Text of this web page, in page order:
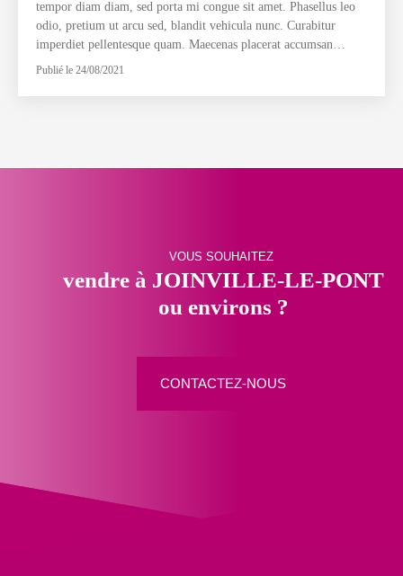
tempor diam diam, sed porta mi congue sit amet. Phasellus leo
odio, pretium ut arcu sed, blandit vehicula nunc. Curabitur
imperdiet pellentesque quam. Maecenas placerat accumsan
libero, at condimentum massa dignissim non. Donec lorem nibh,
Publié le 24/08/2021
VOUS SOUHAITEZ
vendre à JOINVILLE-LE-PONT
ou environs ?
CONTACTEZ-NOUS